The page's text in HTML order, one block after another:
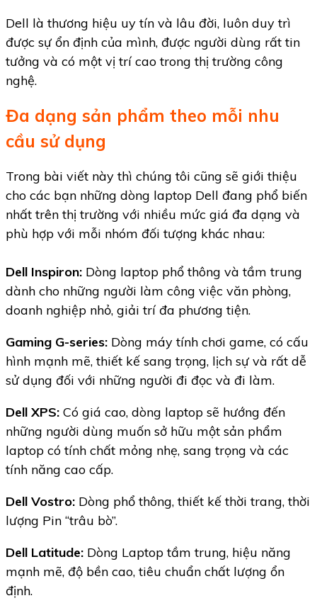
Dell là thương hiệu uy tín và lâu đời, luôn duy trì
được sự ổn định của mình, được người dùng rất tin
tưởng và có một vị trí cao trong thị trường công
nghệ.
Đa dạng sản phẩm theo mỗi nhu
cầu sử dụng
Trong bài viết này thì chúng tôi cũng sẽ giới thiệu
cho các bạn những dòng laptop Dell đang phổ biến
nhất trên thị trường với nhiều mức giá đa dạng và
phù hợp với mỗi nhóm đối tượng khác nhau:
Dell Inspiron: Dòng laptop phổ thông và tầm trung
dành cho những người làm công việc văn phòng,
doanh nghiệp nhỏ, giải trí đa phương tiện.
Gaming G-series: Dòng máy tính chơi game, có cấu
hình mạnh mẽ, thiết kế sang trọng, lịch sự và rất dễ
sử dụng đối với những người đi đọc và đi làm.
Dell XPS: Có giá cao, dòng laptop sẽ hướng đến
những người dùng muốn sở hữu một sản phẩm
laptop có tính chất mỏng nhẹ, sang trọng và các
tính năng cao cấp.
Dell Vostro: Dòng phổ thông, thiết kế thời trang, thời
lượng Pin “trâu bò”.
Dell Latitude: Dòng Laptop tầm trung, hiệu năng
mạnh mẽ, độ bền cao, tiêu chuẩn chất lượng ổn
định.